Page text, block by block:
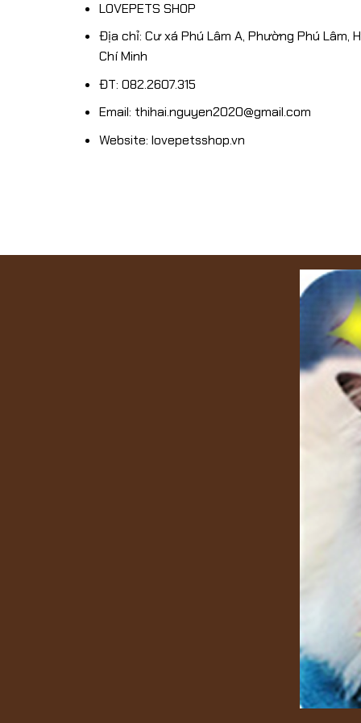
SHOP
1/12/2024
LOVEPETS SHOP
Địa chỉ: Cư xá Phú Lâm A, Phường Phú Lâm,
Chí Minh
ĐT: 082.2607.315
Email: thihai.nguyen2020@gmail.com
Website: lovepetsshop.vn